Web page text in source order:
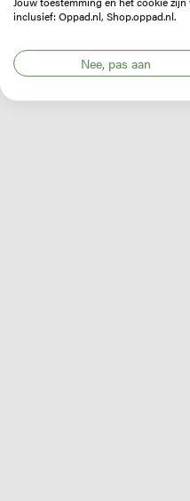
inclusief: Oppad.nl, Shop.oppad.nl.
Nee, pas aan